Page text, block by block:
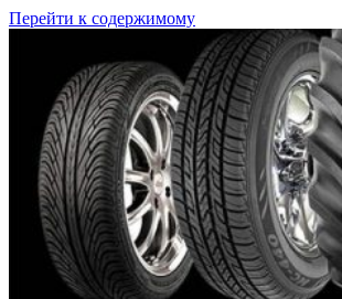
Перейти к содержимому